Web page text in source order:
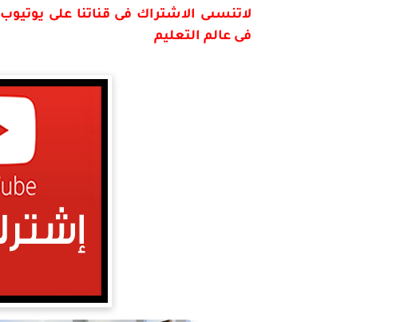
لاتنسىى الاشتراك فى قناتنا على يوتيوب
فى عالم التعليم